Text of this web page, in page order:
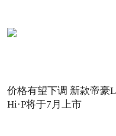
价格有望下调 新款帝豪L
Hi·P将于7月上市